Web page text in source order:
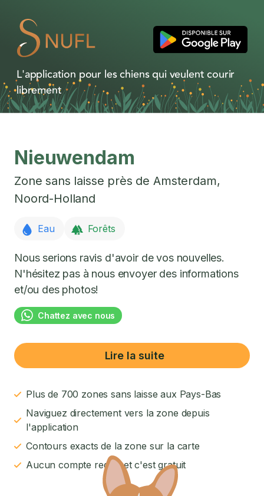
L'application pour les chiens qui veulent courir
librement
Nieuwendam
Zone sans laisse près de Amsterdam,
Noord-Holland
Eau Forêts
Nous serions ravis d'avoir de vos nouvelles.
N'hésitez pas à nous envoyer des informations
et/ou des photos!
Chattez avec nous
Lire la suite
Plus de 700 zones sans laisse aux Pays-Bas
Naviguez directement vers la zone depuis
l'application
Contours exacts de la zone sur la carte
Aucun compte requis et c'est gratuit